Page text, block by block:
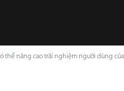
thể nâng cao trải nghiệm người dùng